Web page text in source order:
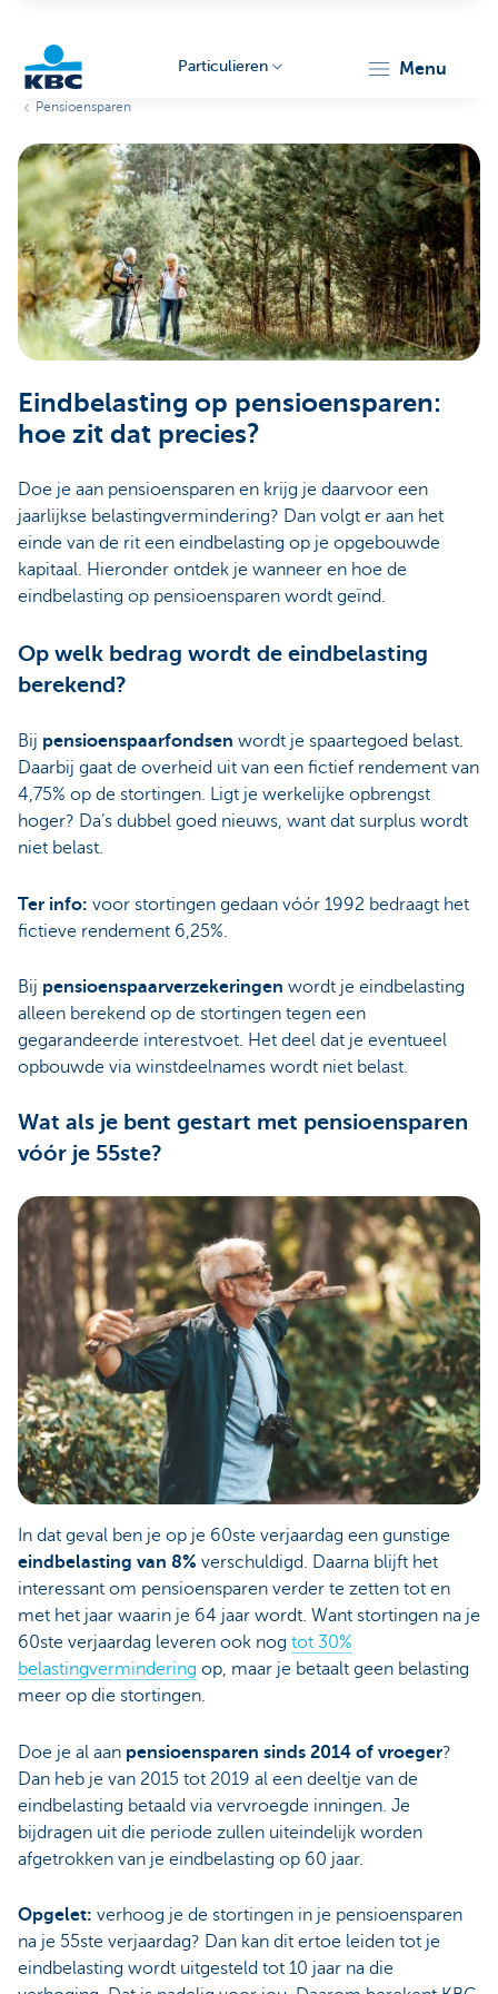
Particulieren
Particulieren menu
Pensioensparen
Eindbelasting op pensioensparen:
hoe zit dat precies?
Doe je aan pensioensparen en krijg je daarvoor een
jaarlijkse belastingvermindering? Dan volgt er aan het
einde van de rit een eindbelasting op je opgebouwde
kapitaal. Hieronder ontdek je wanneer en hoe de
eindbelasting op pensioensparen wordt geïnd.
Op welk bedrag wordt de eindbelasting
berekend?
Bij pensioenspaarfondsen wordt je spaartegoed belast.
Daarbij gaat de overheid uit van een fictief rendement van
4,75% op de stortingen. Ligt je werkelijke opbrengst
hoger? Da’s dubbel goed nieuws, want dat surplus wordt
niet belast.
Ter info: voor stortingen gedaan vóór 1992 bedraagt het
fictieve rendement 6,25%.
Bij pensioenspaarverzekeringen wordt je eindbelasting
alleen berekend op de stortingen tegen een
gegarandeerde interestvoet. Het deel dat je eventueel
opbouwde via winstdeelnames wordt niet belast.
Wat als je bent gestart met pensioensparen
vóór je 55ste?
In dat geval ben je op je 60ste verjaardag een gunstige
eindbelasting van 8% verschuldigd. Daarna blijft het
interessant om pensioensparen verder te zetten tot en
met het jaar waarin je 64 jaar wordt. Want stortingen na je
60ste verjaardag leveren ook nog tot 30%
belastingvermindering op, maar je betaalt geen belasting
meer op die stortingen.
Doe je al aan pensioensparen sinds 2014 of vroeger?
Dan heb je van 2015 tot 2019 al een deeltje van de
eindbelasting betaald via vervroegde inningen. Je
bijdragen uit die periode zullen uiteindelijk worden
afgetrokken van je eindbelasting op 60 jaar.
Opgelet: verhoog je de stortingen in je pensioensparen
na je 55ste verjaardag? Dan kan dit ertoe leiden tot je
eindbelasting wordt uitgesteld tot 10 jaar na die